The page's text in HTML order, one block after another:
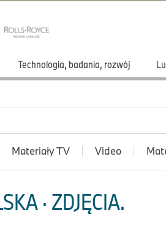
Technologia, badania, rozwój
Materiały TV Video
· ZDJĘCIA.